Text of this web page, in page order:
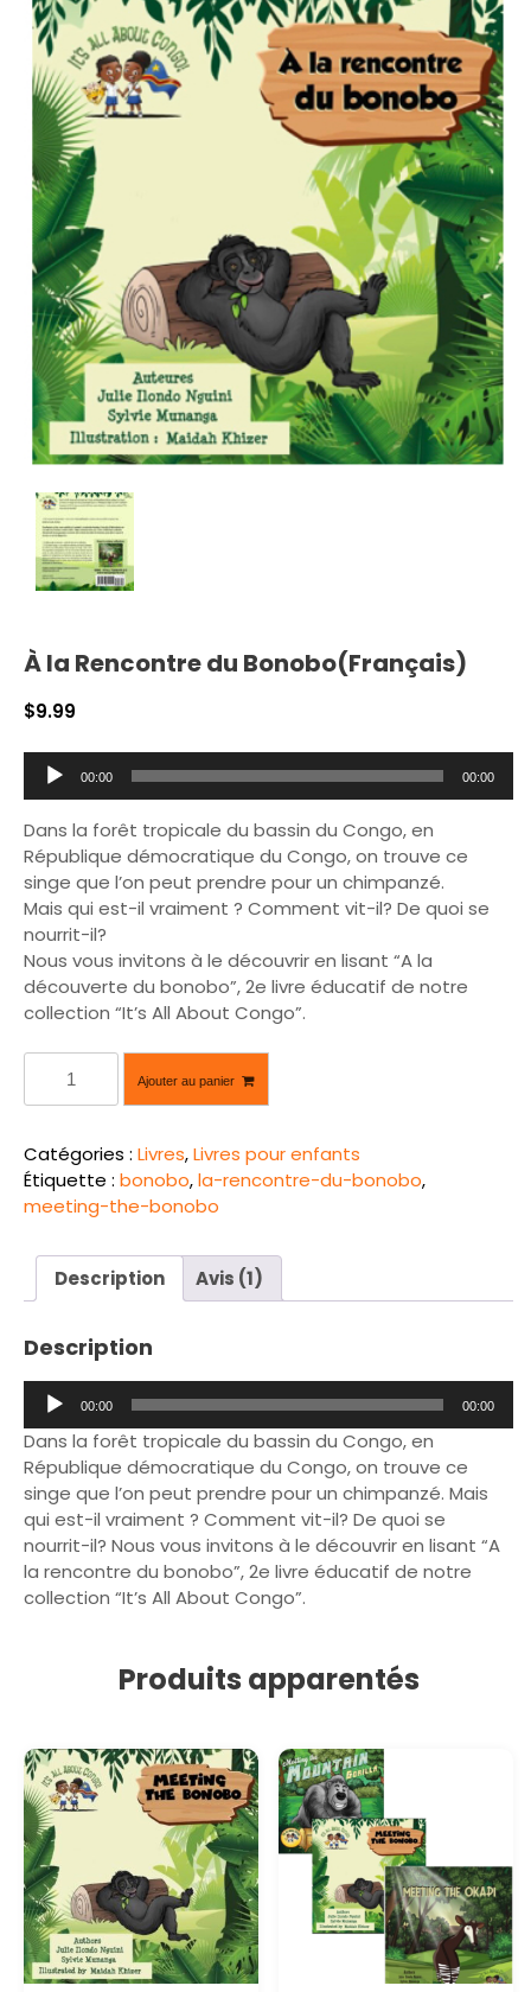
À la Rencontre du Bonobo(Français)
$9.99
t
e
u
r
a
u
d
i
o
00:00 00:00
Dans la forêt tropicale du bassin du Congo, en
République démocratique du Congo, on trouve ce
singe que l’on peut prendre pour un chimpanzé.
Mais qui est-il vraiment ? Comment vit-il? De quoi se
nourrit-il?
Nous vous invitons à le découvrir en lisant “A la
découverte du bonobo”, 2e livre éducatif de notre
collection “It’s All About Congo”.
n
t
i
t
e
l
a
e
n
c
o
n
t
r
e
n
o
b
(
F
r
a
n
ç
Ajouter au panier
Catégories : Livres,Livres pour enfants
Étiquette : bonobo,la-rencontre-du-bonobo,
meeting-the-bonobo
Description Avis (1)
Description
c
t
e
u
r
a
u
00:00 00:00
Dans la forêt tropicale du bassin du Congo, en
République démocratique du Congo, on trouve ce
singe que l’on peut prendre pour un chimpanzé. Mais
qui est-il vraiment ? Comment vit-il? De quoi se
nourrit-il? Nous vous invitons à le découvrir en lisant “A
la rencontre du bonobo”, 2e livre éducatif de notre
collection “It’s All About Congo”.
Produits apparentés